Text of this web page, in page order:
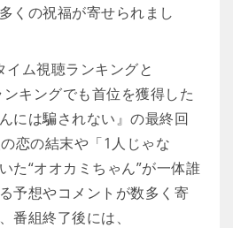
くの祝福が寄せられまし
ム視聴ランキングと
ンキングでも首位を獲得した
には騙されない』の最終回
恋の結末や「1人じゃな
た“オオカミちゃん”が一体誰
予想やコメントが数多く寄
番組終了後には、